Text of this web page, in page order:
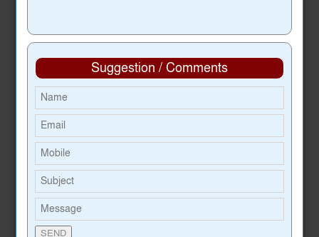
Suggestion / Comments